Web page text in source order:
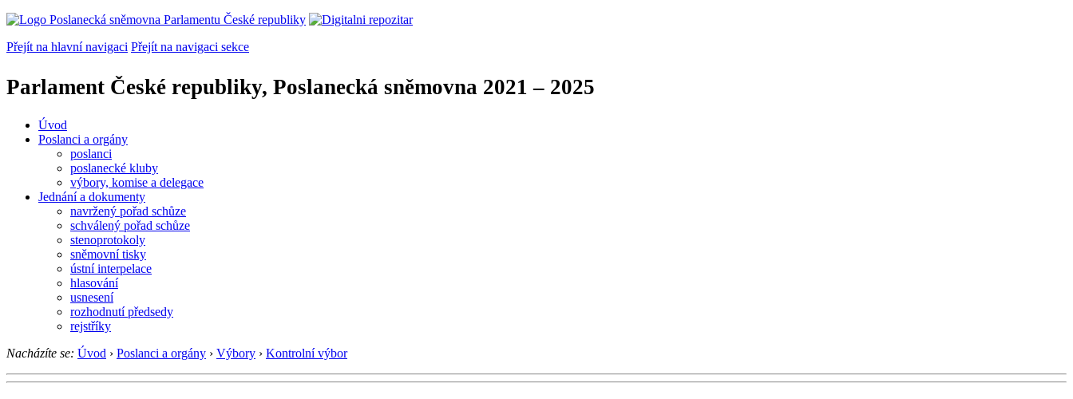
Přejít na hlavní navigaci Přejít na navigaci sekce
Parlament České republiky, Poslanecká sněmovna 2021 – 2025
Úvod
Poslanci a orgány
poslanci
poslanecké kluby
výbory, komise a delegace
Jednání a dokumenty
navržený pořad schůze
schválený pořad schůze
stenoprotokoly
sněmovní tisky
ústní interpelace
hlasování
usnesení
rozhodnutí předsedy
rejstříky
Nacházíte se: Úvod › Poslanci a orgány › Výbory › Kontrolní výbor